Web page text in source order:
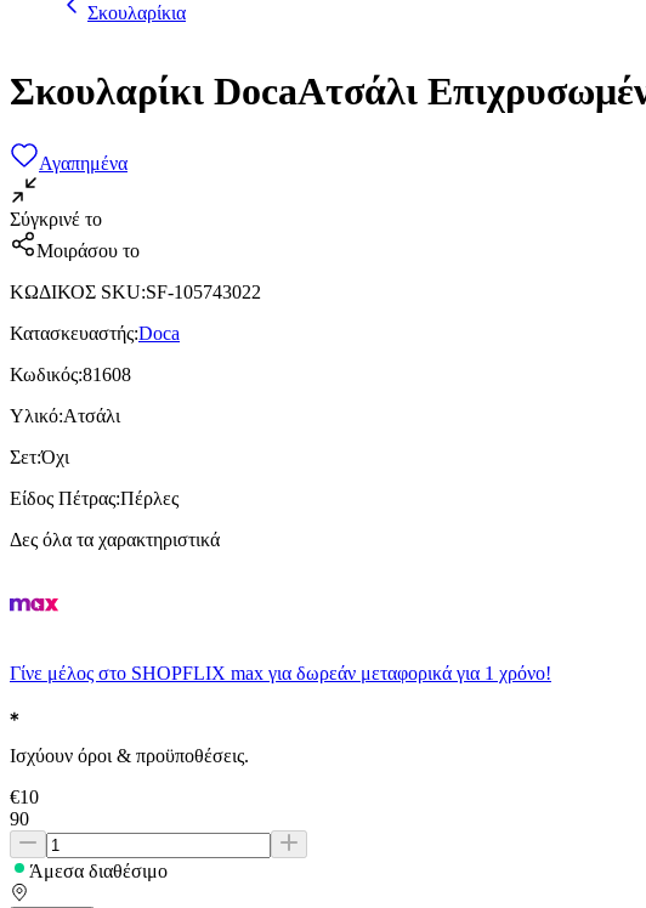
Σκουλαρίκια
Σκουλαρίκι DocaΑτσάλι
Αγαπημένα
Σύγκρινέ το
Μοιράσου το
ΚΩΔΙΚΟΣ SKU:SF-105743022
Κατασκευαστής:Doca
Κωδικός:81608
Υλικό:Ατσάλι
Σετ:Όχι
Είδος Πέτρας:Πέρλες
Δες όλα τα χαρακτηριστικά
Γίνε μέλος στο SHOPFLIX max για δωρεάν μεταφορικά για 1 χρόνο!
Ισχύουν όροι & προϋποθέσεις.
€10
90
Άμεσα διαθέσιμο